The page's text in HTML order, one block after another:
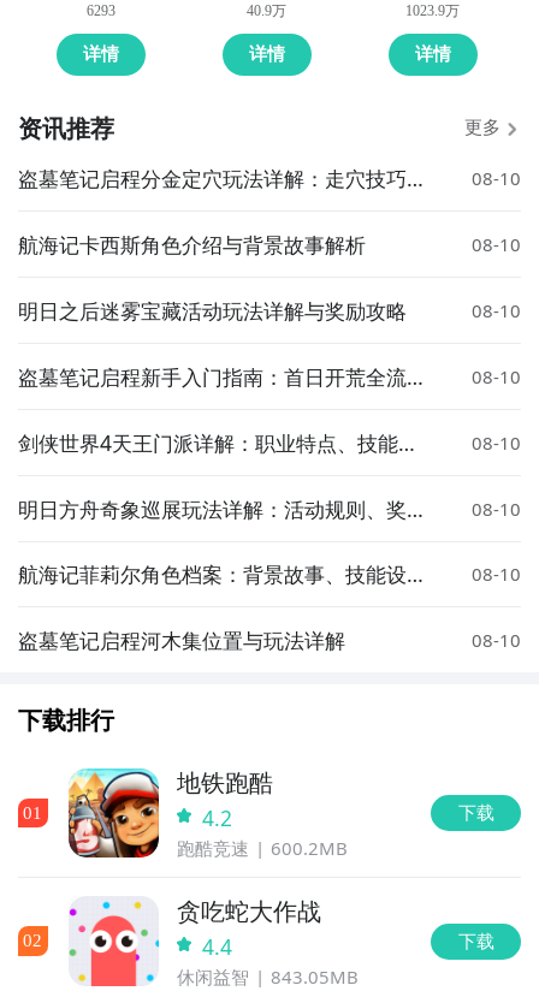
6293
详情
40.9万
详情
1023.9万
详情
资讯推荐 更多
盗墓笔记启程分金定穴玩法详解：走穴技巧与
08-10
航海记卡西斯角色介绍与背景故事解析 08-10
明日之后迷雾宝藏活动玩法详解与奖励攻略 08-10
盗墓笔记启程新手入门指南：首日开荒全流程
08-10
剑侠世界4天王门派详解：职业特点、技能搭
08-10
明日方舟奇象巡展玩法详解：活动规则、奖励
08-10
航海记菲莉尔角色档案：背景故事、技能设定
08-10
盗墓笔记启程河木集位置与玩法详解 08-10
下载排行
01
地铁跑酷
4.2
跑酷竞速 600.2MB
下载
02
贪吃蛇大作战
4.4
休闲益智 843.05MB
下载